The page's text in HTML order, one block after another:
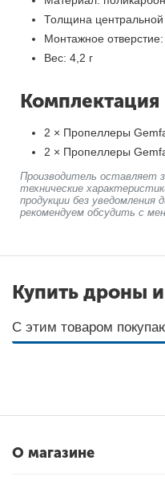
Толщина
Монтажное
Вес: 4,2 г
Комплектация
2 × Пропеллеры
2 × Пропеллеры
Производитель оставляет
технические
продукции без
рекомендуем обсудить с
Купить дроны
С этим товаром
О магазине